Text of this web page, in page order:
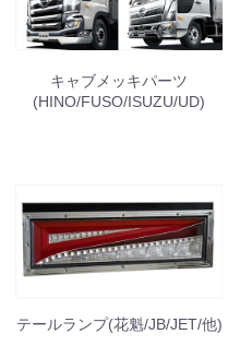
キャブメッキパーツ
(HINO/FUSO/ISUZU/UD)
テールランプ(花魁/JB/JET/他)